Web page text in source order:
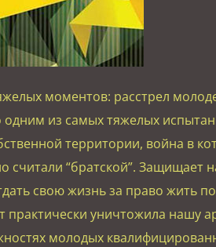
моментов: расстрел
из самых тяжелых
территории, война в
считали “братской”. Защищает
свою жизнь за право жить
практически уничтожила нашу
молодых